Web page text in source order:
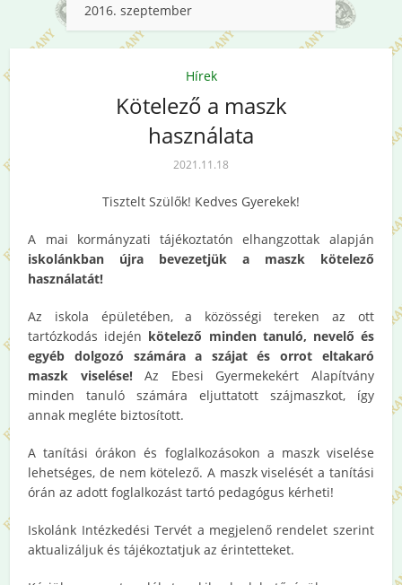
2016. szeptember
Hírek
Kötelező a maszk
használata
2021.11.18
Tisztelt Szülők! Kedves Gyerekek!
A mai kormányzati tájékoztatón elhangzottak alapján
iskolánkban újra bevezetjük a maszk kötelező
használatát!
Az iskola épületében, a közösségi tereken az ott
tartózkodás idején kötelező minden tanuló, nevelő és
egyéb dolgozó számára a szájat és orrot eltakaró
maszk viselése!Az Ebesi Gyermekekért Alapítvány
minden tanuló számára eljuttatott szájmaszkot, így
annak megléte biztosított.
A tanítási órákon és foglalkozásokon a maszk viselése
lehetséges, de nem kötelező. A maszk viselését a tanítási
órán az adott foglalkozást tartó pedagógus kérheti!
Iskolánk Intézkedési Tervét a megjelenő rendelet szerint
aktualizáljuk és tájékoztatjuk az érintetteket.